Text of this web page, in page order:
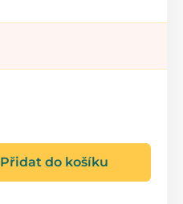
Přidat do košíku